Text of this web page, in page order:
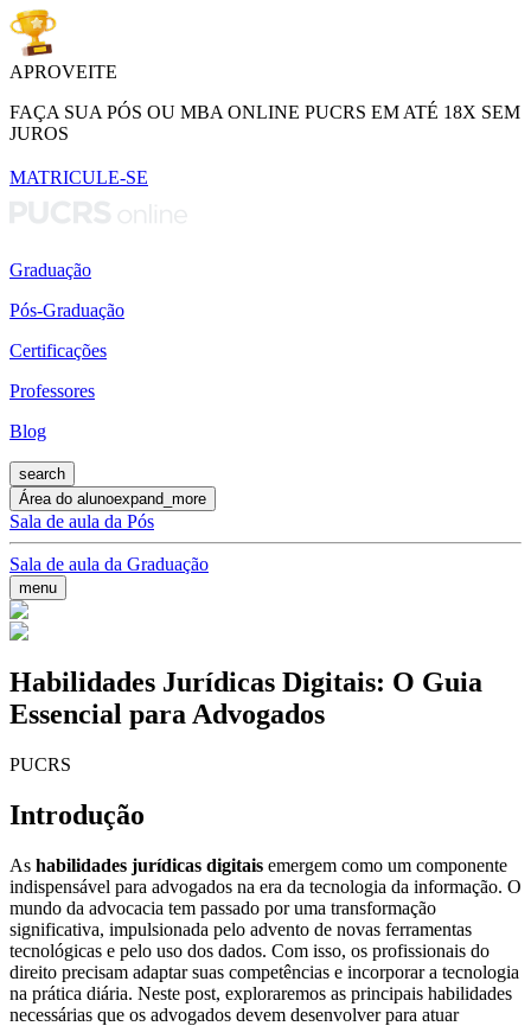
APROVEITE
FAÇA SUA PÓS OU MBA ONLINE PUCRS EM ATÉ 18X SEM
JUROS
MATRICULE-SE
Graduação
Pós-Graduação
Certificações
Professores
Blog
search
Área do alunoexpand_more
Sala de aula da Pós
Sala de aula da Graduação
menu
Habilidades Jurídicas Digitais: O Guia
Essencial para Advogados
PUCRS
Introdução
As habilidades jurídicas digitais emergem como um componente
indispensável para advogados na era da tecnologia da informação. O
mundo da advocacia tem passado por uma transformação
significativa, impulsionada pelo advento de novas ferramentas
tecnológicas e pelo uso dos dados. Com isso, os profissionais do
direito precisam adaptar suas competências e incorporar a tecnologia
na prática diária. Neste post, exploraremos as principais habilidades
necessárias que os advogados devem desenvolver para atuar